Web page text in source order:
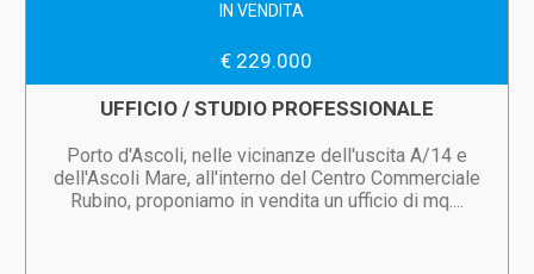
IN VENDITA
€ 229.000
UFFICIO / STUDIO PROFESSIONALE
Porto d'Ascoli, nelle vicinanze dell'uscita A/14 e
dell'Ascoli Mare, all'interno del Centro Commerciale
Rubino, proponiamo in vendita un ufficio di mq....